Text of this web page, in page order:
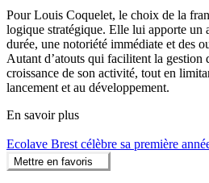
Pour Louis Coquelet, le choix de la
logique stratégique. Elle lui apporte un
durée, une notoriété immédiate et des
Autant d’atouts qui facilitent la gestion
croissance de son activité, tout en
lancement et au développement.
En savoir plus
Ecolave Brest célèbre sa première
Mettre en favoris